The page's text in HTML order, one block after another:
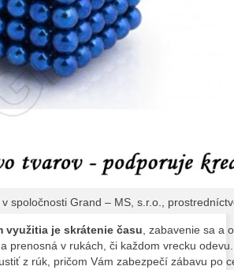
spoločnosti Grand – MS, s.r.o.,
využitia je skrátenie času, zabavenie sa a
prenosná v rukách, či každom vrecku
z rúk, pričom Vám zabezpečí zábavu po